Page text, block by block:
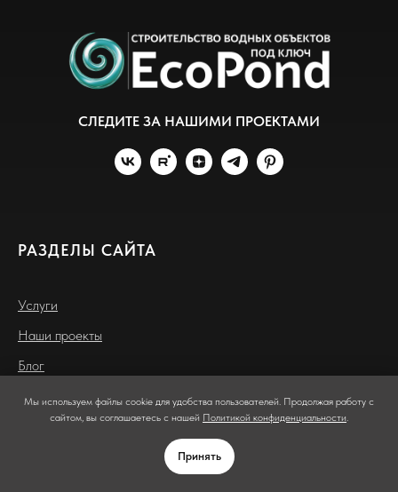
Мы используем файлы cookie для удобства пользователей. Продолжая работу с
сайтом, вы соглашаетесь с нашей Политикой конфиденциальности.
Принять
СЛЕДИТЕ ЗА НАШИМИ ПРОЕКТАМИ
РАЗДЕЛЫ САЙТА
Услуги
Наши проекты
Блог
Вдохновение
ЗВОНОК